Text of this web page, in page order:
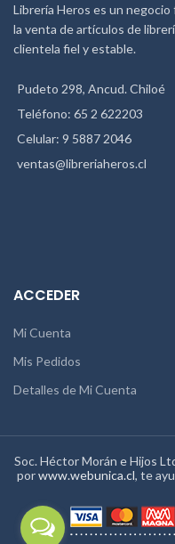
Librería Heros es un negocio
la venta de artículos de
clientela fiel y estable.
Pudeto 298, Ancud. Chiloé
Teléfono: 65 2 622203
Celular: 9 5887 2046
ventas@libreriaheros.cl
ACCEDER
Mi Cuenta
Mis Pedidos
Detalles de Mi Cuenta
Soc. Héctor Morán e Hijos
porwww.webunica.cl, te